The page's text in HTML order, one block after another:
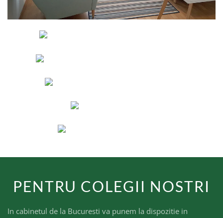
PENTRU COLEGII NOSTRI
In cabinetul de la Bucuresti va punem la dispozitie in